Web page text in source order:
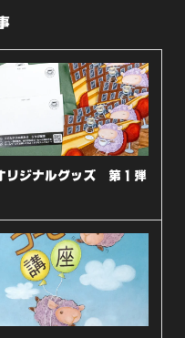
リジナルグッズ 第１弾